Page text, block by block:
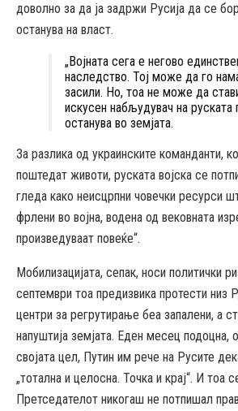
доволно за да ја задржи Русија да се
останува на власт.
„Војната сега е негово
наследство. Тој може да го
засили. Но, тоа не може да
искусен набљудувач на руската
останува во земјата.
За разлика од украинските команданти,
поштедат животи, руската војска се
гледа како неисцрпни човечки ресурси
фрлени во војна, водена од вековната
произведуваат повеќе“.
Мобилизацијата, сепак, носи политички
септември тоа предизвика протести низ
центри за регрутирање беа запалени, а
напуштија земјата. Еден месец подоцна,
својата цел, Путин им рече на Русите
„тотална и целосна. Точка и крај“. И тоа
Претседателот никогаш не потпишал